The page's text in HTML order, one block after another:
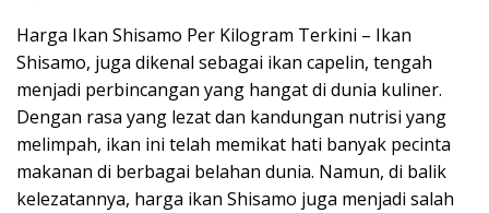
Harga Ikan Shisamo Per Kilogram Terkini – Ikan
Shisamo, juga dikenal sebagai ikan capelin, tengah
menjadi perbincangan yang hangat di dunia kuliner.
Dengan rasa yang lezat dan kandungan nutrisi yang
melimpah, ikan ini telah memikat hati banyak pecinta
makanan di berbagai belahan dunia. Namun, di balik
kelezatannya, harga ikan Shisamo juga menjadi salah